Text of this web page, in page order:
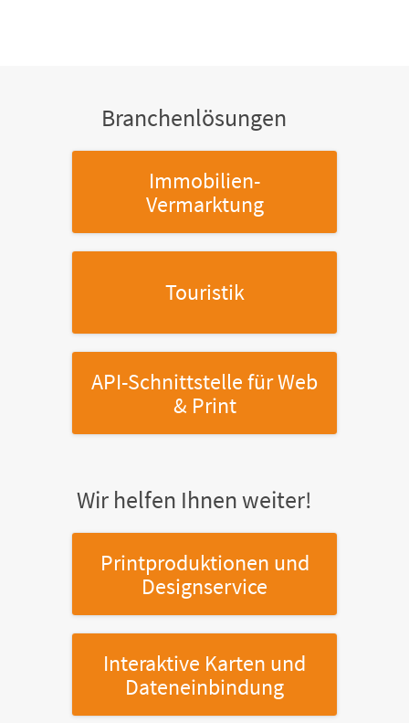
Branchenlösungen
Immobilien-
Vermarktung
Touristik
API-Schnittstellefür Web
& Print
Wir helfen Ihnen weiter!
Printproduktionen und
Designservice
Interaktive Karten und
Dateneinbindung